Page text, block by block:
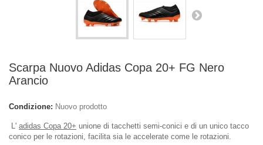
Scarpa Nuovo Adidas Copa 20+ FG Nero
Arancio
Condizione: Nuovo prodotto
L' adidas Copa 20+ unione di tacchetti semi-conici e di un unico tacco
conico per le rotazioni, facilita sia le accelerate come le rotazioni.